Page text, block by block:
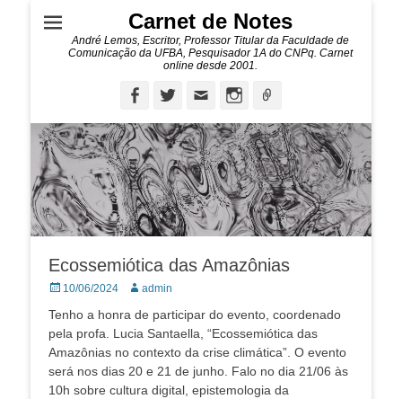
Carnet de Notes
André Lemos, Escritor, Professor Titular da Faculdade de
Comunicação da UFBA, Pesquisador 1A do CNPq. Carnet
online desde 2001.
FacebookTwitterEmail Instagram
Ecossemiótica das Amazônias
Posted
10/06/2024 Autor:admin
Tenho a honra de participar do evento, coordenado
pela profa. Lucia Santaella, “Ecossemiótica das
Amazônias no contexto da crise climática”. O evento
será nos dias 20 e 21 de junho. Falo no dia 21/06 às
10h sobre cultura digital, epistemologia da